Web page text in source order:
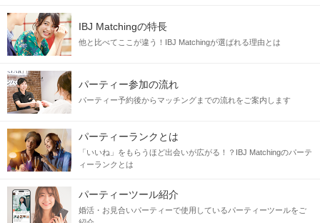
IBJ Matchingの特長
他と比べてここが違う！IBJ Matchingが選ばれる理由とは
パーティー参加の流れ
パーティー予約後からマッチングまでの流れをご案内します
パーティーランクとは
「いいね」をもらうほど出会いが広がる！？IBJ Matchingのパーテ
ィーランクとは
パーティーツール紹介
婚活・お見合いパーティーで使用しているパーティーツールをご